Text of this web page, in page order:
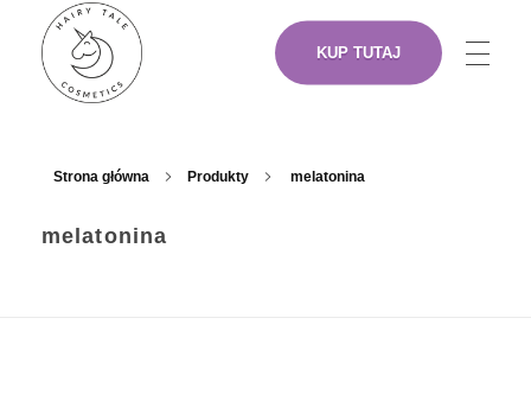
Hairy Tale Cosmetics
KUP TUTAJ
O NAS
Strona główna Produkty melatonina
melatonina